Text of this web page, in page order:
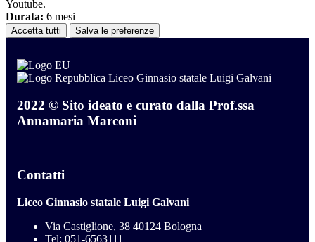
Youtube.
Durata: 6 mesi
Accetta tutti Salva le preferenze
Liceo Ginnasio statale Luigi Galvani
2022 © Sito ideato e curato dalla Prof.ssa
Annamaria Marconi
Contatti
Liceo Ginnasio statale Luigi Galvani
Via Castiglione, 38 40124 Bologna
Tel: 051-6563111